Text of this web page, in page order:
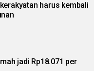
harus kembali
jadi Rp18.071 per